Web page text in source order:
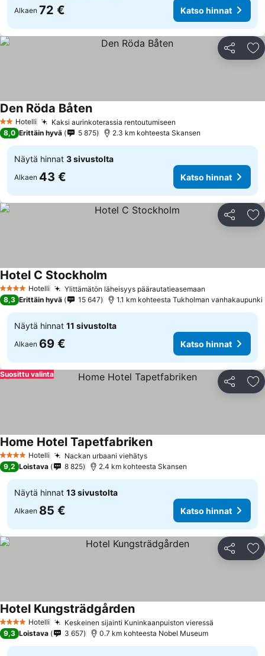
Alkaen 72 € Katso hinnat
Jaa
2 Tähtiluokitus
Hotelli Kaksi aurinkoterassia rentoutumiseen
Den Röda Båten
8,0 Erittäin hyvä 5 875 2.3 km kohteesta Skansen
Näytä hinnat 3 sivustolta
Alkaen 43 € Katso hinnat
Jaa
4 Tähtiluokitus
Hotelli Ylittämätön läheisyys päärautatieasemaan
Hotel C Stockholm
8,3 Erittäin hyvä 15 647 1.1 km kohteesta Tukholman vanhakaupunki
Näytä hinnat 11 sivustolta
Alkaen 69 € Katso hinnat
Jaa
Suosittu valinta
4 Tähtiluokitus
Hotelli Nackan urbaani viehätys
Home Hotel Tapetfabriken
9,2 Loistava 8 825 2.4 km kohteesta Skansen
Näytä hinnat 13 sivustolta
Alkaen 85 € Katso hinnat
Jaa
4 Tähtiluokitus
Hotelli Keskeinen sijainti Kuninkaanpuiston vieressä
Hotel Kungsträdgården
9,3 Loistava 3 657 0.7 km kohteesta Nobel Museum